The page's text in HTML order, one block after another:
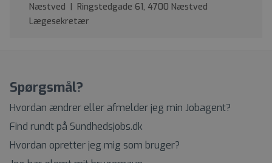
Næstved | Ringstedgade 61, 4700 Næstved
Lægesekretær
Spørgsmål?
Hvordan ændrer eller afmelder jeg min Jobagent?
Find rundt på Sundhedsjobs.dk
Hvordan opretter jeg mig som bruger?